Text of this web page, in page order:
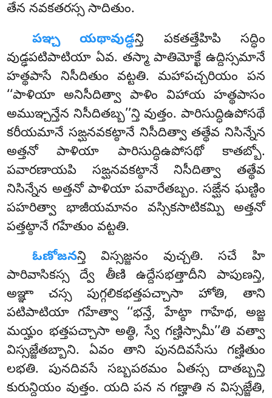
తేన నవకతరస్స సాదితుం.
పఞ్చ
యథావుడ్ఢన్తి పకతత్తేహిపి సద్ధిం
వుడ్ఢపటిపాటియా ఏవ. తస్మా పాతిమోక్ఖే ఉద్దిస్సమానే
హత్థపాసే నిసీదితుం వట్టతి. మహాపచ్చరియం పన
‘‘పాళియా అనిసీదిత్వా పాళిం విహాయ హత్థపాసం
అముఞ్చన్తేన నిసీదితబ్బ’’న్తి వుత్తం. పారిసుద్ధిఉపోసథే
కరీయమానే సఙ్ఘనవకట్ఠానే నిసీదిత్వా తత్థేవ నిసిన్నేన
అత్తనో పాళియా పారిసుద్ధిఉపోసథో కాతబ్బో.
పవారణాయపి సఙ్ఘనవకట్ఠానే నిసీదిత్వా తత్థేవ
నిసిన్నేన అత్తనో పాళియా పవారేతబ్బం. సఙ్ఘేన ఘణ్టిం
పహరిత్వా భాజీయమానం వస్సికసాటికమ్పి అత్తనో
పత్తట్ఠానే గహేతుం వట్టతి.
ఓణోజనన్తి విస్సజ్జనం వుచ్చతి. సచే హి
పారివాసికస్స ద్వే తీణి ఉద్దేసభత్తాదీని పాపుణన్తి,
అఞ్ఞా చస్స పుగ్గలికభత్తపచ్చాసా హోతి, తాని
పటిపాటియా గహేత్వా ‘‘భన్తే, హేట్ఠా గాహేథ, అజ్జ
మయ్హం భత్తపచ్చాసా అత్థి, స్వే గణ్హిస్సామీ’’తి వత్వా
విస్సజ్జేతబ్బాని. ఏవం తాని పునదివసేసు గణ్హితుం
లభతి. పునదివసే సబ్బపఠమం ఏతస్స దాతబ్బన్తి
కురున్దియం వుత్తం. యది పన న గణ్హాతి న విస్సజ్జేతి,